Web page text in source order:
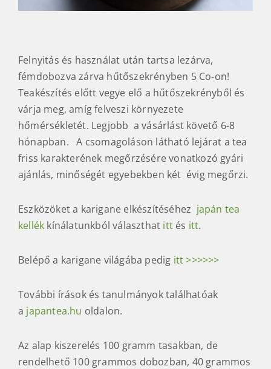
Felnyitás és használat után tartsa lezárva,
fémdobozva zárva hűtőszekrényben 5 Co-on!
Teakészítés előtt vegye elő a hűtőszekrényből és
várja meg, amíg felveszi környezete
hőmérsékletét. Legjobb a vásárlást követő 6-8
hónapban. A csomagoláson látható lejárat a tea
friss karakterének megőrzésére vonatkozó gyári
ajánlás, minőségét egyebekben két évig megőrzi.
Eszközöket a karigane elkészítéséhez japán tea
kellék kínálatunkból választhat itt és itt.
Belépő a karigane világába pedig itt >>>>>>
További írások és tanulmányok találhatóak
a japantea.hu oldalon.
Az alap kiszerelés 100 gramm tasakban, de
rendelhető 100 grammos dobozban, 40 grammos